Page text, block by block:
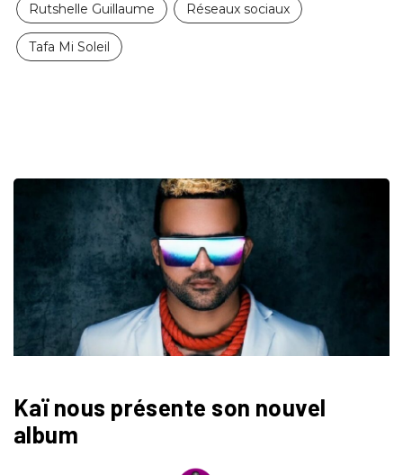
Rutshelle Guillaume Réseaux sociaux
Tafa Mi Soleil
Kaï nous présente son nouvel
album